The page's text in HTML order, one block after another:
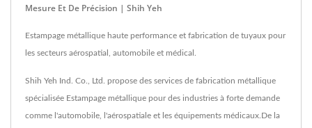
Mesure Et De Précision | Shih Yeh
Estampage métallique haute performance et fabrication de tuyaux pour
les secteurs aérospatial, automobile et médical.
Shih Yeh Ind. Co., Ltd. propose des services de fabrication métallique
spécialisée Estampage métallique pour des industries à forte demande
comme l'automobile, l'aérospatiale et les équipements médicaux.De la